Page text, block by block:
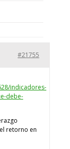
#21755
indicadores-
debe-
retorno en